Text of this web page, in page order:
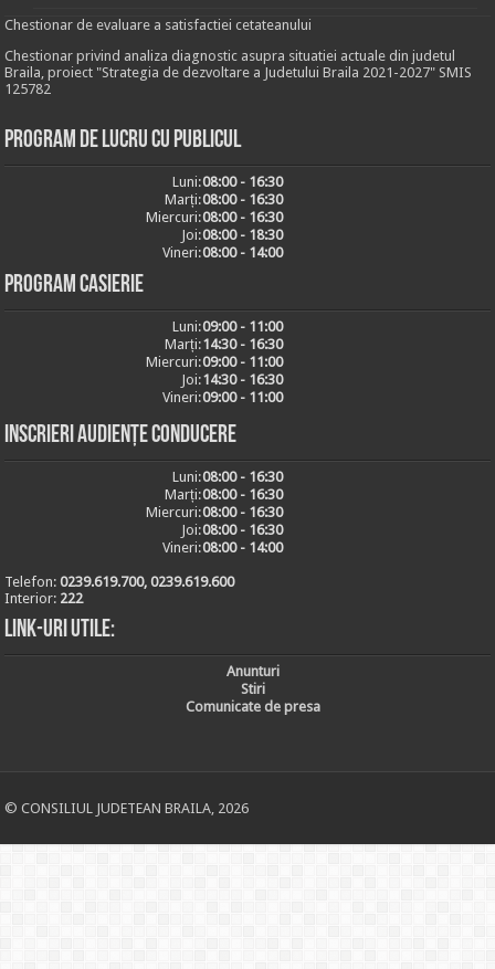
Chestionar de evaluare a satisfactiei cetateanului
Chestionar privind analiza diagnostic asupra situatiei actuale din judetul
Braila, proiect "Strategia de dezvoltare a Judetului Braila 2021-2027" SMIS
125782
Program de lucru cu publicul
Luni:08:00 - 16:30
Marți:08:00 - 16:30
Miercuri:08:00 - 16:30
Joi:08:00 - 18:30
Vineri:08:00 - 14:00
Program casierie
Luni:09:00 - 11:00
Marți:14:30 - 16:30
Miercuri:09:00 - 11:00
Joi:14:30 - 16:30
Vineri:09:00 - 11:00
Inscrieri audiențe conducere
Luni:08:00 - 16:30
Marți:08:00 - 16:30
Miercuri:08:00 - 16:30
Joi:08:00 - 16:30
Vineri:08:00 - 14:00
Telefon:0239.619.700, 0239.619.600
Interior: 222
Link-uri utile:
Anunturi
Stiri
Comunicate de presa
© CONSILIUL JUDETEAN BRAILA, 2026